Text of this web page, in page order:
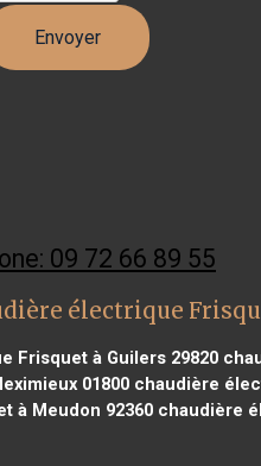
09 72 66 89 55
électrique
Frisquet à Guilers 29820
01800chaudière
à Meudon 92360chaudière